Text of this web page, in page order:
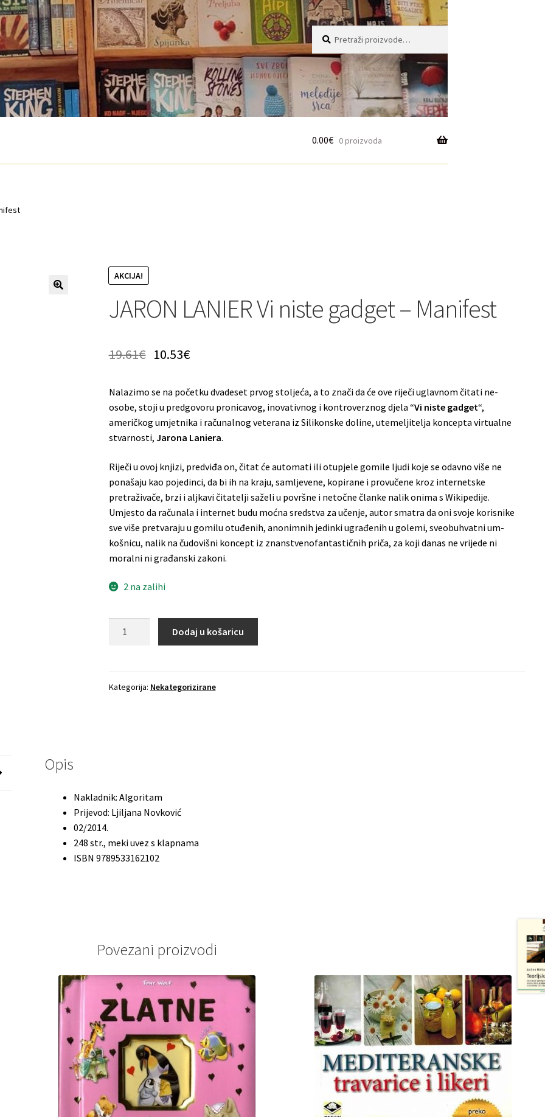
0.00€ 0 proizvoda
AKCIJA!
JARON LANIER Vi niste gadget – Manifest
19.61€ 10.53€
Nalazimo se na početku dvadeset prvog stoljeća, a to znači da će ove riječi uglavnom čitati ne-
osobe, stoji u predgovoru pronicavog, inovativnog i kontroverznog djela “Vi niste gadget“,
američkog umjetnika i računalnog veterana iz Silikonske doline, utemeljitelja koncepta virtualne
stvarnosti, Jarona Laniera.
Riječi u ovoj knjizi, predviđa on, čitat će automati ili otupjele gomile ljudi koje se odavno više ne
ponašaju kao pojedinci, da bi ih na kraju, samljevene, kopirane i provučene kroz internetske
pretraživače, brzi i aljkavi čitatelji saželi u površne i netočne članke nalik onima s Wikipedije.
Umjesto da računala i internet budu moćna sredstva za učenje, autor smatra da oni svoje korisnike
sve više pretvaraju u gomilu otuđenih, anonimnih jedinki ugrađenih u golemi, sveobuhvatni um-
košnicu, nalik na čudovišni koncept iz znanstvenofantastičnih priča, za koji danas ne vrijede ni
moralni ni građanski zakoni.
2 na zalihi
gadget
Dodaj u košaricu
Kategorija: Nekategorizirane
Opis
Nakladnik: Algoritam
Prijevod: Ljiljana Novković
02/2014.
248 str., meki uvez s klapnama
ISBN 9789533162102
Povezani proizvodi